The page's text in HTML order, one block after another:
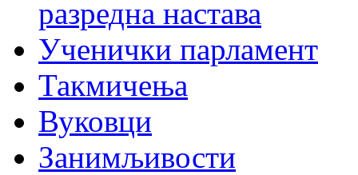
разредна настава
Ученички парламент
Такмичења
Вуковци
Занимљивости